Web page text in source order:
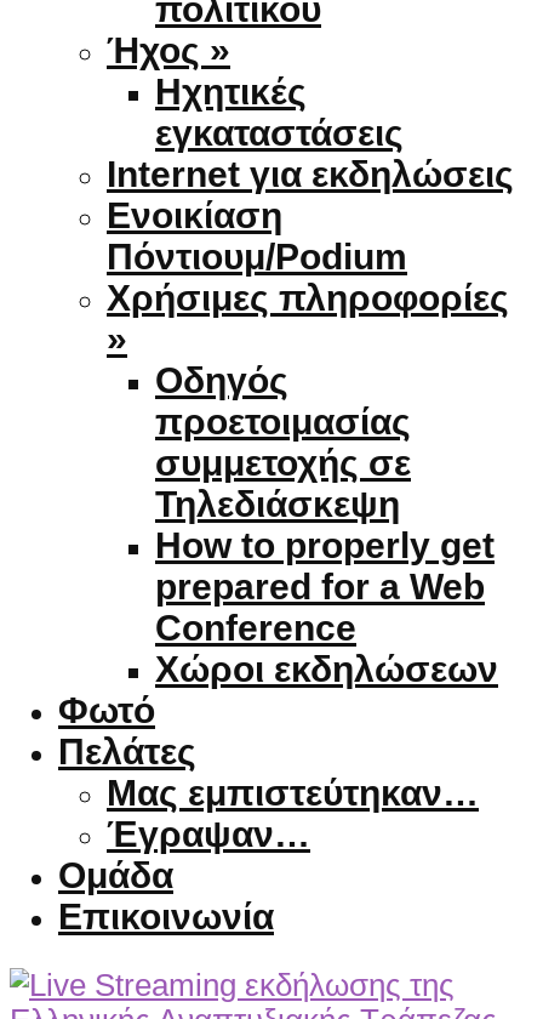
πολιτικού
Ήχος »
Ηχητικές
εγκαταστάσεις
Internet για εκδηλώσεις
Ενοικίαση
Πόντιουμ/Podium
Χρήσιμες πληροφορίες
»
Οδηγός
προετοιμασίας
συμμετοχής σε
Τηλεδιάσκεψη
How to properly get
prepared for a Web
Conference
Χώροι εκδηλώσεων
Φωτό
Πελάτες
Μας εμπιστεύτηκαν…
Έγραψαν…
Ομάδα
Επικοινωνία